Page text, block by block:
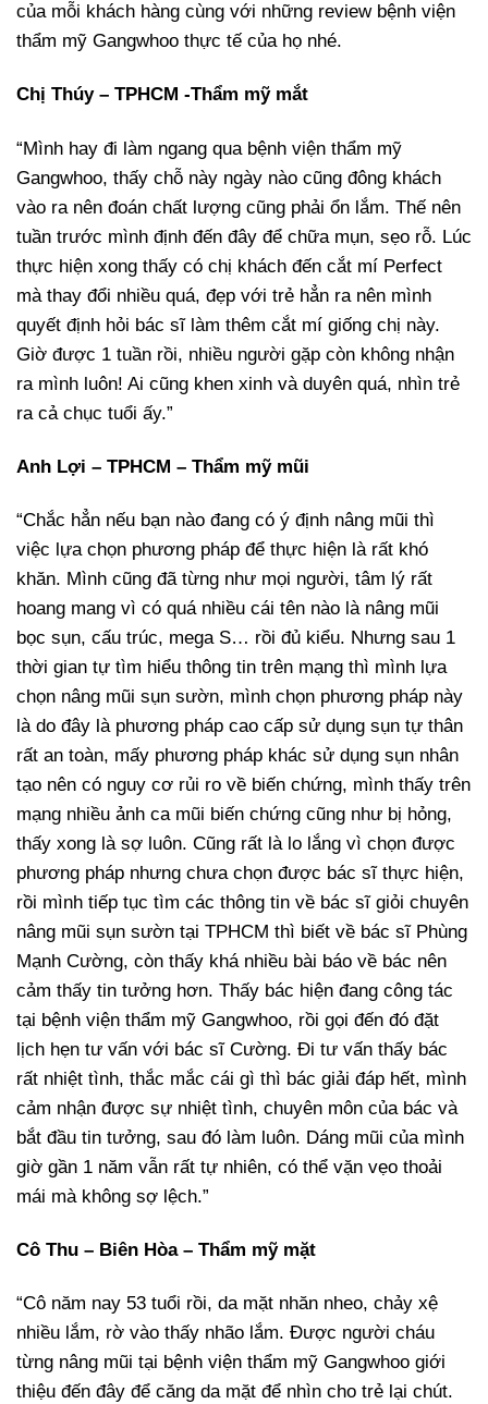
của mỗi khách hàng cùng với những review bệnh viện
thẩm mỹ Gangwhoo thực tế của họ nhé.
Chị Thúy – TPHCM -Thẩm mỹ mắt
“Mình hay đi làm ngang qua bệnh viện thẩm mỹ
Gangwhoo, thấy chỗ này ngày nào cũng đông khách
vào ra nên đoán chất lượng cũng phải ổn lắm. Thế nên
tuần trước mình định đến đây để chữa mụn, sẹo rỗ. Lúc
thực hiện xong thấy có chị khách đến cắt mí Perfect
mà thay đổi nhiều quá, đẹp với trẻ hẳn ra nên mình
quyết định hỏi bác sĩ làm thêm cắt mí giống chị này.
Giờ được 1 tuần rồi, nhiều người gặp còn không nhận
ra mình luôn! Ai cũng khen xinh và duyên quá, nhìn trẻ
ra cả chục tuổi ấy.”
Anh Lợi – TPHCM – Thẩm mỹ mũi
“Chắc hẳn nếu bạn nào đang có ý định nâng mũi thì
việc lựa chọn phương pháp để thực hiện là rất khó
khăn. Mình cũng đã từng như mọi người, tâm lý rất
hoang mang vì có quá nhiều cái tên nào là nâng mũi
bọc sụn, cấu trúc, mega S… rồi đủ kiểu. Nhưng sau 1
thời gian tự tìm hiểu thông tin trên mạng thì mình lựa
chọn nâng mũi sụn sườn, mình chọn phương pháp này
là do đây là phương pháp cao cấp sử dụng sụn tự thân
rất an toàn, mấy phương pháp khác sử dụng sụn nhân
tạo nên có nguy cơ rủi ro về biến chứng, mình thấy trên
mạng nhiều ảnh ca mũi biến chứng cũng như bị hỏng,
thấy xong là sợ luôn. Cũng rất là lo lắng vì chọn được
phương pháp nhưng chưa chọn được bác sĩ thực hiện,
rồi mình tiếp tục tìm các thông tin về bác sĩ giỏi chuyên
nâng mũi sụn sườn tại TPHCM thì biết về bác sĩ Phùng
Mạnh Cường, còn thấy khá nhiều bài báo về bác nên
cảm thấy tin tưởng hơn. Thấy bác hiện đang công tác
tại bệnh viện thẩm mỹ Gangwhoo, rồi gọi đến đó đặt
lịch hẹn tư vấn với bác sĩ Cường. Đi tư vấn thấy bác
rất nhiệt tình, thắc mắc cái gì thì bác giải đáp hết, mình
cảm nhận được sự nhiệt tình, chuyên môn của bác và
bắt đầu tin tưởng, sau đó làm luôn. Dáng mũi của mình
giờ gần 1 năm vẫn rất tự nhiên, có thể vặn vẹo thoải
mái mà không sợ lệch.”
Cô Thu – Biên Hòa – Thẩm mỹ mặt
“Cô năm nay 53 tuổi rồi, da mặt nhăn nheo, chảy xệ
nhiều lắm, rờ vào thấy nhão lắm. Được người cháu
từng nâng mũi tại bệnh viện thẩm mỹ Gangwhoo giới
thiệu đến đây để căng da mặt để nhìn cho trẻ lại chút.